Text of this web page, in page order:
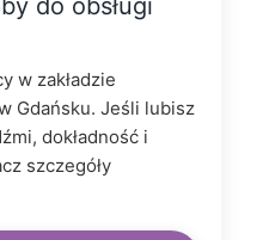
do obsługi
w zakładzie
Gdańsku. Jeśli lubisz
dokładność i
szczegóły